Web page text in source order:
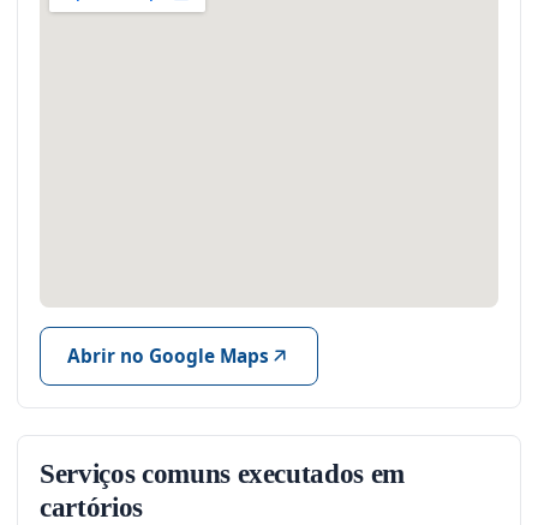
Abrir no Google Maps
Serviços comuns executados em
cartórios